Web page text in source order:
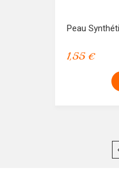
Peau
1,55 €